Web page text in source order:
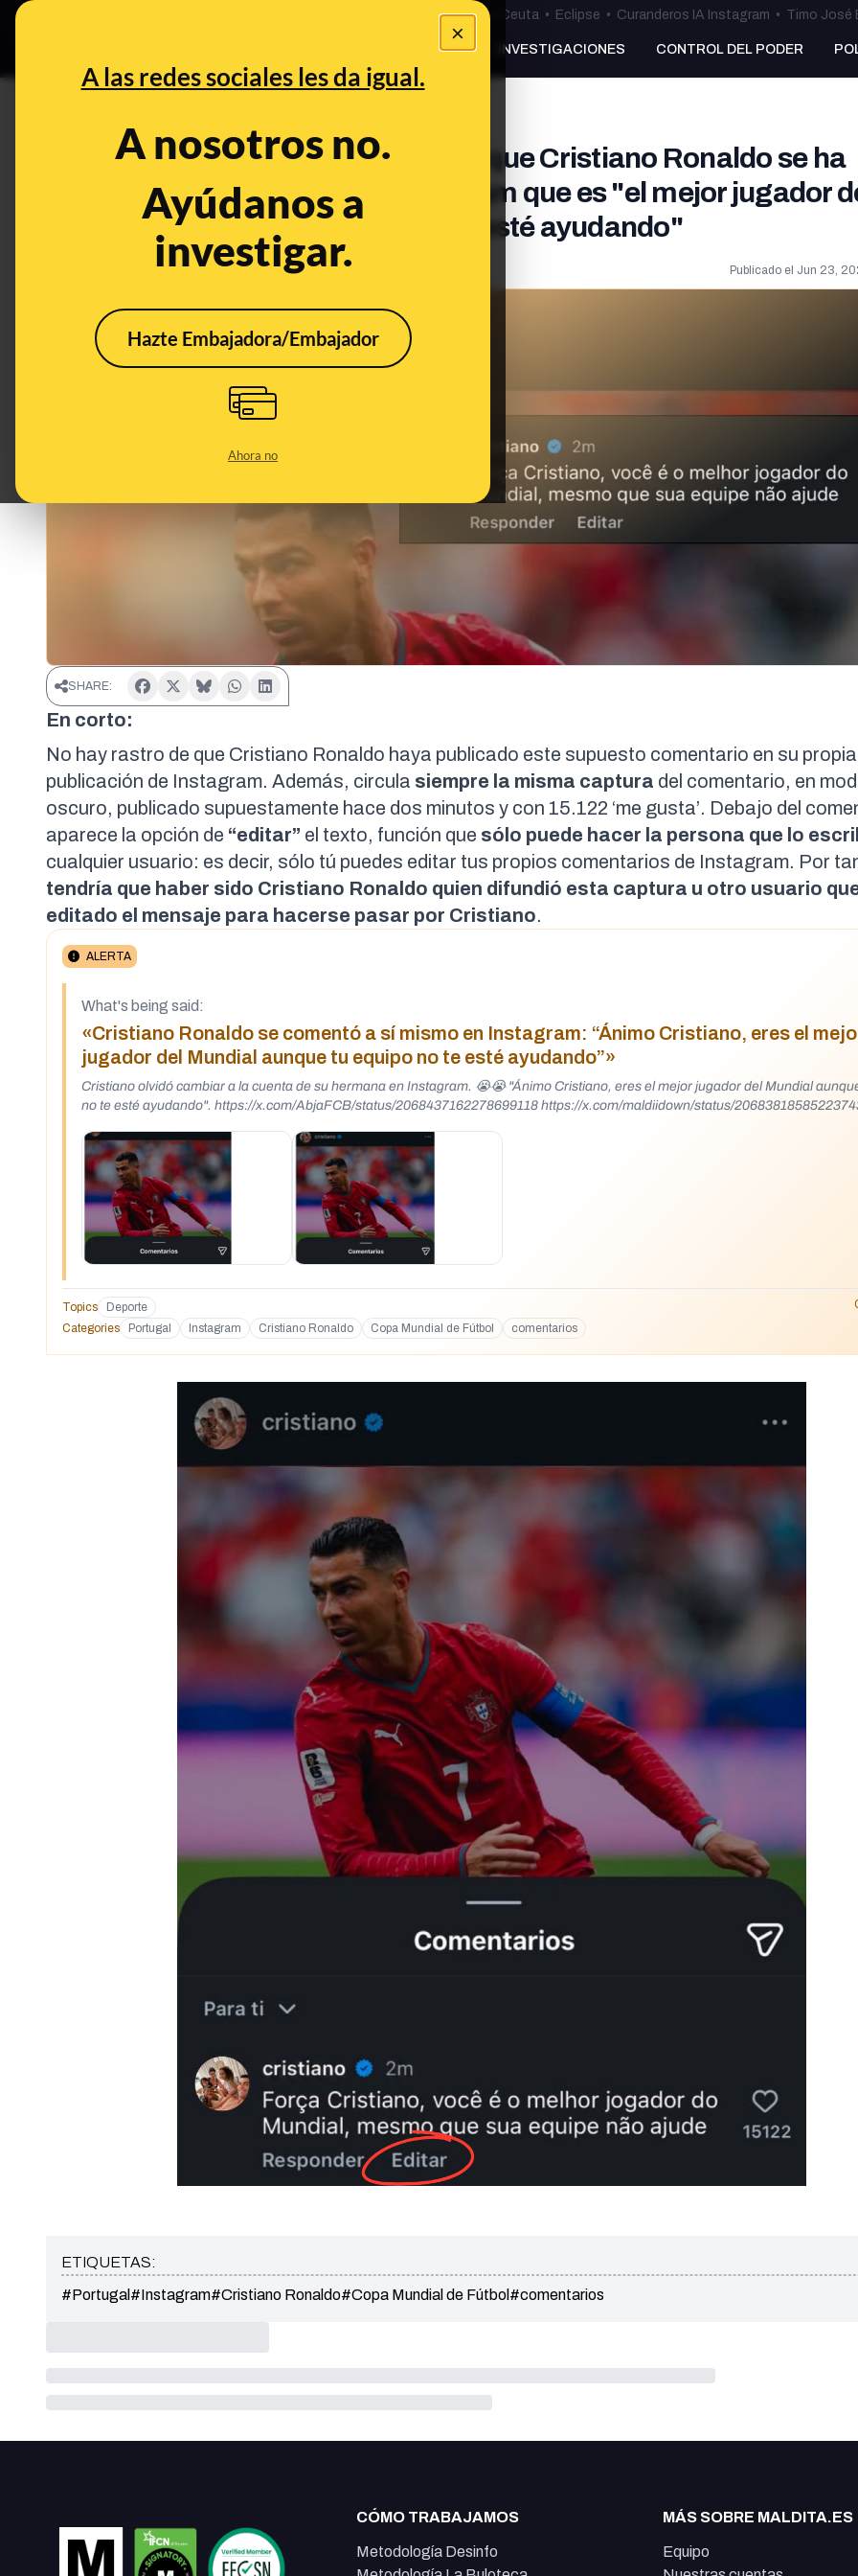
×
A las redes sociales les da igual.
A nosotros no.
Ayúdanos a
investigar.
Hazte Embajadora/Embajador
Ahora no
Especial Ceuta•Bulos Ceuta • Eclipse • Curanderos IA Instagram • Timo José
PREBUNKING INVESTIGACIONES CONTROL DEL PODER
Cuidado con los contenidos sobre que Cristiano Ronaldo se ha
comentado a sí mismo en Instagram que es "el mejor jugador
Mundial" aunque su equipo no le "esté ayudando"
Publicado el Jun 23,
ALERTA
SHARE:
En corto:
No hay rastro de que Cristiano Ronaldo haya publicado este supuesto comentario en su propia
publicación de Instagram. Además, circula siempre la misma captura del comentario, en
oscuro, publicado supuestamente hace dos minutos y con 15.122 ‘me gusta’. Debajo del
aparece la opción de “editar” el texto, función que sólo puede hacer la persona que lo
cualquier usuario: es decir, sólo tú puedes editar tus propios comentarios de Instagram. Por
tendría que haber sido Cristiano Ronaldo quien difundió esta captura u otro usuario
editado el mensaje para hacerse pasar por Cristiano.
ALERTA
What's being said:
«Cristiano Ronaldo se comentó a sí mismo en Instagram: “Ánimo Cristiano, eres el
jugador del Mundial aunque tu equipo no te esté ayudando”»
Cristiano olvidó cambiar a la cuenta de su hermana en Instagram. 😭😭 "Ánimo Cristiano, eres el mejor jugador del Mundial aunque tu equipo
no te esté ayudando". https://x.com/AbjaFCB/status/2068437162278699118 https://x.com/maldiidown/status/
Topics Deporte
Categories
Portugal Instagram Cristiano Ronaldo Copa Mundial de Fútbol comentarios
ETIQUETAS:
#Portugal #Instagram#Cristiano Ronaldo#Copa Mundial de Fútbol #comentarios
CÓMO TRABAJAMOS
Metodología Desinfo
MÁS SOBRE MALDITA.ES
Equipo